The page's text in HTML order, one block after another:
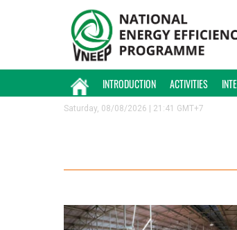
INTRODUCTION ACTIVITIES
Saturday, 08/08/2026 | 21:41 GMT+7